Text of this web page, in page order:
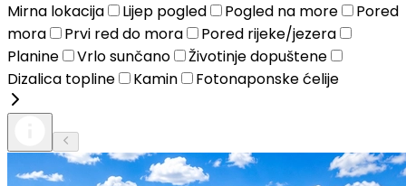
Mirna lokacija
Lijep pogled Pogled na more
Pored
mora
Prvi red do mora
Pored rijeke/jezera
Planine
Vrlo sunčano
Životinje dopuštene
Dizalica topline
Kamin Fotonaponske ćelije